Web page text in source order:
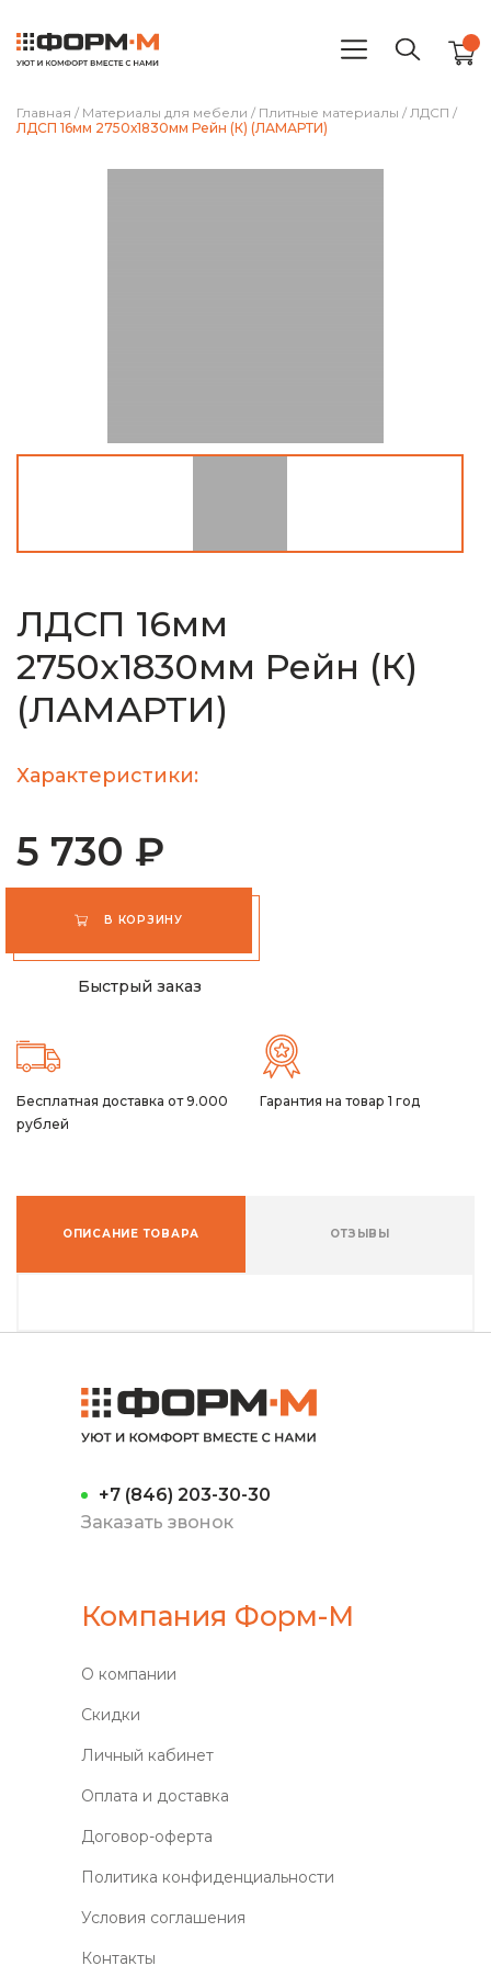
Главная / Материалы для мебели / Плитные материалы / ЛДСП /
ЛДСП 16мм 2750х1830мм Рейн (К) (ЛАМАРТИ)
ЛДСП 16мм
2750х1830мм Рейн (К)
(ЛАМАРТИ)
Характеристики:
5 730 ₽
В КОРЗИНУ
Быстрый заказ
Бесплатная доставка от 9.000
рублей
Гарантия на товар 1 год
ОПИСАНИЕ ТОВАРА ОТЗЫВЫ
+7 (846) 203-30-30
Заказать звонок
Компания Форм-М
О компании
Скидки
Личный кабинет
Оплата и доставка
Договор-оферта
Политика конфиденциальности
Условия соглашения
Контакты